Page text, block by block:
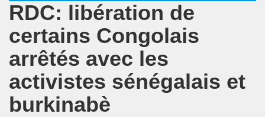
RDC: libération de
certains Congolais
arrêtés avec les
activistes sénégalais et
burkinabè